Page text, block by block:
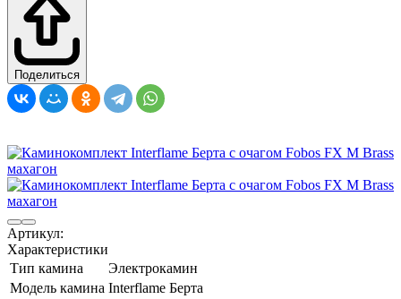
Поделиться
Артикул:
Характеристики
Тип камина
Электрокамин
Модель камина Interflame Берта